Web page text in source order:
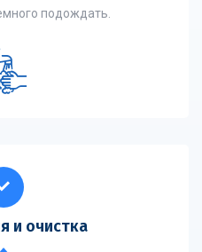
подождать.
и очистка